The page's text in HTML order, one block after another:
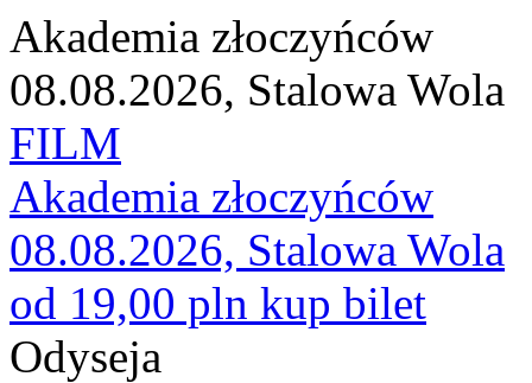
Akademia złoczyńców
08.08.2026, Stalowa Wola
FILM
Akademia złoczyńców
08.08.2026, Stalowa Wola
od 19,00 pln kup bilet
Odyseja